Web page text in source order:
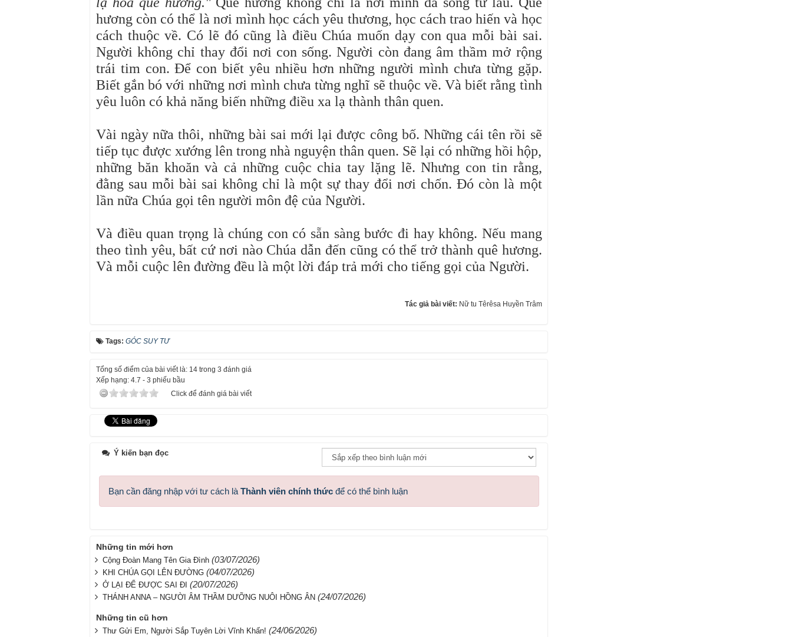
hương còn có thể là nơi mình học cách yêu thương, học cách trao hiến và học
cách thuộc về. Có lẽ đó cũng là điều Chúa muốn dạy con qua mỗi bài sai.
Người không chỉ thay đổi nơi con sống. Người còn đang âm thầm mở rộng
trái tim con. Để con biết yêu nhiều hơn những người mình chưa từng gặp.
Biết gắn bó với những nơi mình chưa từng nghĩ sẽ thuộc về. Và biết rằng tình
yêu luôn có khả năng biến những điều xa lạ thành thân quen.
Vài ngày nữa thôi, những bài sai mới lại được công bố. Những cái tên rồi sẽ
tiếp tục được xướng lên trong nhà nguyện thân quen. Sẽ lại có những hồi hộp,
những băn khoăn và cả những cuộc chia tay lặng lẽ. Nhưng con tin rằng,
đằng sau mỗi bài sai không chỉ là một sự thay đổi nơi chốn. Đó còn là một
lần nữa Chúa gọi tên người môn đệ của Người.
Và điều quan trọng là chúng con có sẵn sàng bước đi hay không. Nếu mang
theo tình yêu, bất cứ nơi nào Chúa dẫn đến cũng có thể trở thành quê hương.
Và mỗi cuộc lên đường đều là một lời đáp trả mới cho tiếng gọi của Người.
Tác giả bài viết: Nữ tu Têrêsa Huyền Trâm
Tags: GÓC SUY TƯ
Tổng số điểm của bài viết là: 14 trong 3 đánh giá
Xếp hạng: 4.7 - 3 phiếu bầu
Click để đánh giá bài viết
Ý kiến bạn đọc
Bạn cần đăng nhập với tư cách là Thành viên chính thức để có thể bình luận
Những tin mới hơn
Cộng Đoàn Mang Tên Gia Đình (03/07/2026)
KHI CHÚA GỌI LÊN ĐƯỜNG (04/07/2026)
Ở LẠI ĐỂ ĐƯỢC SAI ĐI (20/07/2026)
THÁNH ANNA – NGƯỜI ÂM THẦM DƯỠNG NUÔI HỒNG ÂN (24/07/2026)
Những tin cũ hơn
Thư Gửi Em, Người Sắp Tuyên Lời Vĩnh Khấn! (24/06/2026)